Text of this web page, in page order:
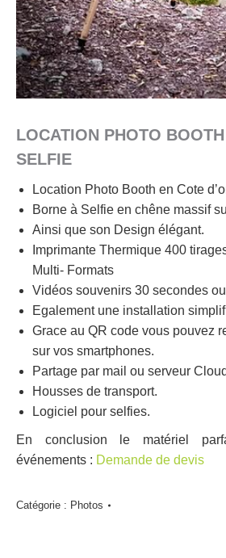
LOCATION PHOTO
SELFIE
Location Photo Booth en Cote
Borne à Selfie en chêne massif
Ainsi que son Design élégant.
Imprimante Thermique 400
Multi- Formats
Vidéos souvenirs 30 secondes
Egalement une installation
Grace au QR code vous pouvez
sur vos smartphones.
Partage par mail ou serveur Cloud
Housses de transport.
Logiciel pour selfies.
En conclusion le matériel
événements : Demande de devis
Catégorie : Photos